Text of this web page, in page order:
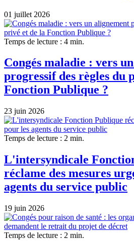
01 juillet 2026
Temps de lecture : 4 min.
Congés maladie : vers
progressif des règles du
Fonction Publique ?
23 juin 2026
Temps de lecture : 2 min.
L'intersyndicale
réclame des mesures
agents du service public
19 juin 2026
Temps de lecture : 2 min.